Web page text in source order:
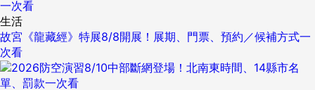
生活
故宮《龍藏經》特展8/8開展！展期、門票、預約／候補方式一
次看